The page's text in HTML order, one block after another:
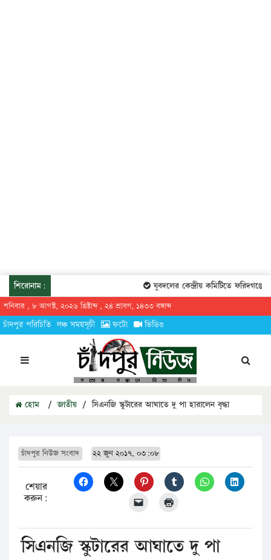
শিরোনাম: যুবদলের কেন্দ্রীয় কমিটিতে ফরিদগঞ্জের
শনিবার , ৮ আগস্ট, ২০২৬ খ্রিষ্টাব্দ , ২৪ শ্রাবণ, ১৪৩৩ বঙ্গাব্দ
চাঁদপুর পরিচিতি লঞ্চ সময়সূচী ফটো ভিডিও
হোম / জাতীয় / সিএনজি স্কুটারের আঘাতে দু পা হারালেন বৃদ্ধা
চাঁদপুর নিউজ সংবাদ ২২ জুন ২০১৭, ০৩:০৮
শেয়ার
করুন:
সিএনজি স্কুটারের আঘাতে দু পা